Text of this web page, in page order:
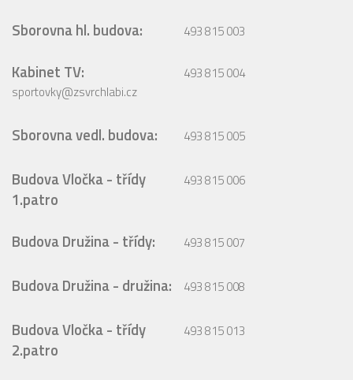
Sborovna hl. budova: 493 815 003
Kabinet TV:
sportovky@zsvrchlabi.cz
493 815 004
Sborovna vedl. budova: 493 815 005
Budova Vločka - třídy
1.patro
493 815 006
Budova Družina - třídy: 493 815 007
Budova Družina - družina: 493 815 008
Budova Vločka - třídy
2.patro
493 815 013